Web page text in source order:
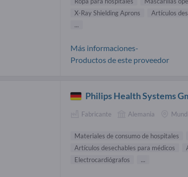
X-Ray Shielding Aprons
Artículos
...
Más informaciones-
Productos de este proveedor
Philips Health Systems
Fabricante Alemania
Materiales de consumo de hospitales
Artículos desechables para médicos
Electrocardiógrafos
...